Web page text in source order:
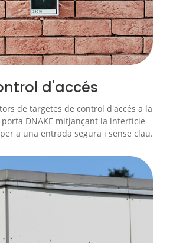
d'accés
de targetes de control d'accés a la
DNAKE mitjançant la interfície
a una entrada segura i sense clau.